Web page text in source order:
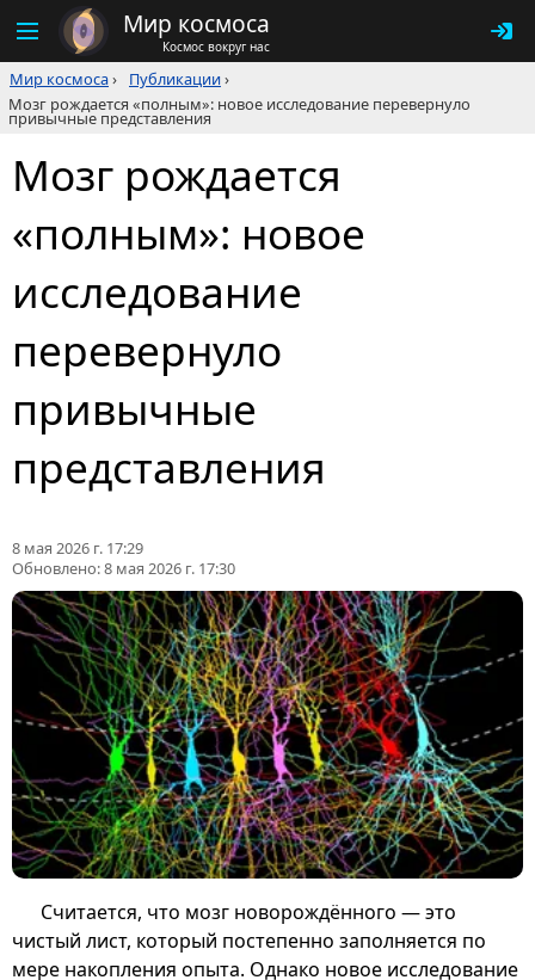
Мир космоса
Космос вокруг нас
Мир космоса› Публикации›
Мозг рождается «полным»: новое исследование перевернуло
привычные представления
Мозг рождается
«полным»: новое
исследование
перевернуло
привычные
представления
8 мая 2026 г. 17:29
Обновлено:8 мая 2026 г. 17:30
Считается, что мозг новорождённого — это
чистый лист, который постепенно заполняется по
мере накопления опыта. Однако новое исследование